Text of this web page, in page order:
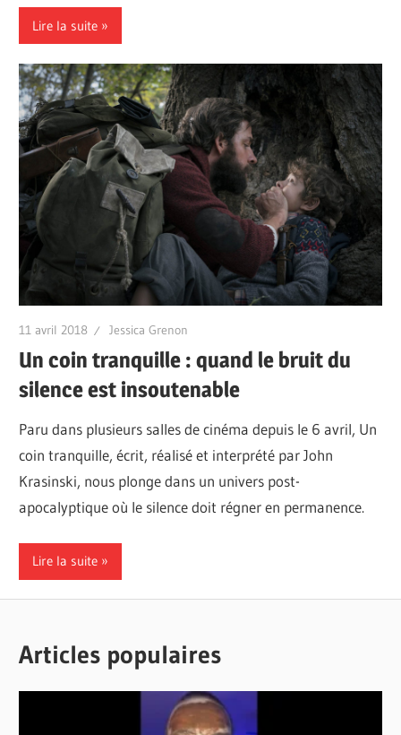
Lire la suite
11 avril 2018 Jessica Grenon
Un coin tranquille : quand le bruit du
silence est insoutenable
Paru dans plusieurs salles de cinéma depuis le 6 avril, Un
coin tranquille, écrit, réalisé et interprété par John
Krasinski, nous plonge dans un univers post-
apocalyptique où le silence doit régner en permanence.
Lire la suite
Articles populaires